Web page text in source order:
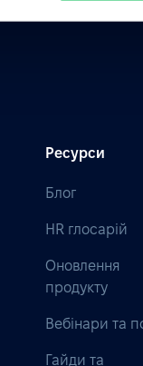
Ресурси
Блог
HR глосарій
Оновлення
продукту
Вебінари та
Гайди та